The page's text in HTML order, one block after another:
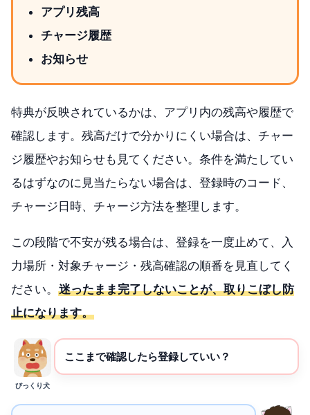
アプリ残高
チャージ履歴
お知らせ
特典が反映されているかは、アプリ内の残高や履歴で
確認します。残高だけで分かりにくい場合は、チャー
ジ履歴やお知らせも見てください。条件を満たしてい
るはずなのに見当たらない場合は、登録時のコード、
チャージ日時、チャージ方法を整理します。
この段階で不安が残る場合は、登録を一度止めて、入
力場所・対象チャージ・残高確認の順番を見直してく
ださい。 迷ったまま完了しないことが、取りこぼし防
止になります。
びっくり犬
ここまで確認したら登録していい？